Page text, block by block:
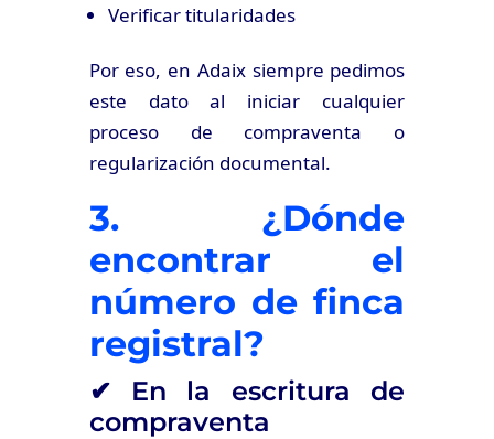
Verificar titularidades
Por eso, en Adaix siempre pedimos
este dato al iniciar cualquier
proceso de compraventa o
regularización documental.
3. ¿Dónde
encontrar el
número de finca
registral?
✔ En la escritura de
compraventa